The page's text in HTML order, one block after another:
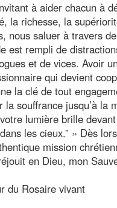
à aider chacun à
la richesse, la
nous saluer à travers
rempli de
et de vices. Avoir
qui devient
la clé de tout
souffrance jusqu’à
lumière brille
les cieux.” » Dès
mission
en Dieu, mon
du Rosaire vivant